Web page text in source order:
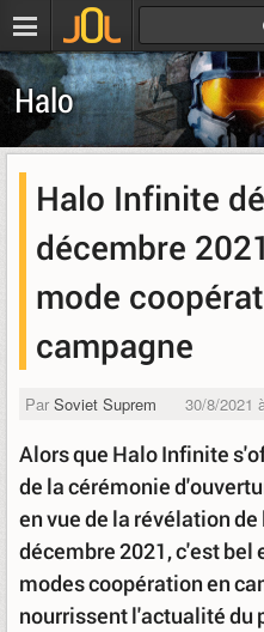
Halo
Halo Infinite
décembre
mode
campagne
Par Soviet Suprem 30/8/2021
Alors que Halo Infinite
de la cérémonie
en vue de la révélation
décembre 2021, c'est bel
modes coopération en
nourrissent l'actualité du